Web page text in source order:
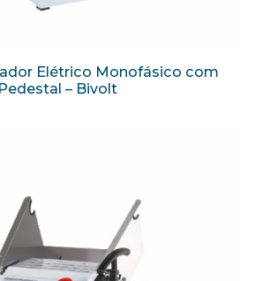
Elétrico Monofásico com
Pedestal – Bivolt